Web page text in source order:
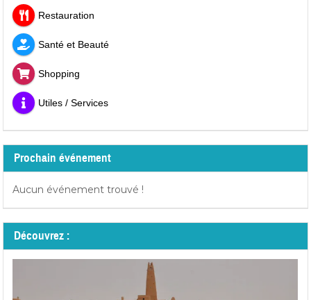
Restauration
Santé et Beauté
Shopping
Utiles / Services
Prochain événement
Aucun événement trouvé !
Découvrez :